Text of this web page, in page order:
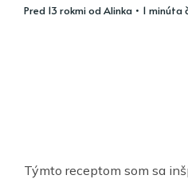
pred 13 rokmiodAlinka • 1 minúta
Týmto receptom som sa